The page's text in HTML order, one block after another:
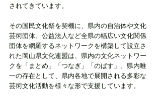
されてきています。
その国民文化祭を契機に、県内の自治体や文化
芸術団体、公益法人など全県の幅広い文化関係
団体を網羅するネットワークを構築して設立さ
れた岡山県文化連盟は、県内の文化ネットワー
クを「まとめ」「つなぎ」「のばす」、県内唯
一の存在として、県内各地で展開される多彩な
芸術文化活動を様々な形で支援しています。